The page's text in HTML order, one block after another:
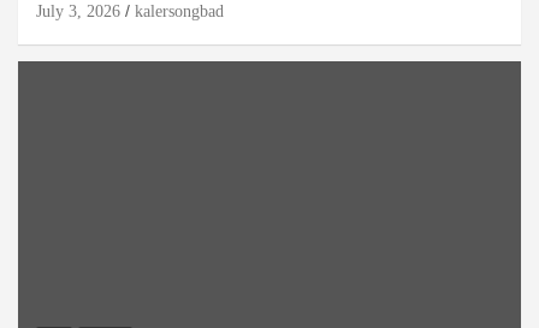
July 3, 2026 kalersongbad